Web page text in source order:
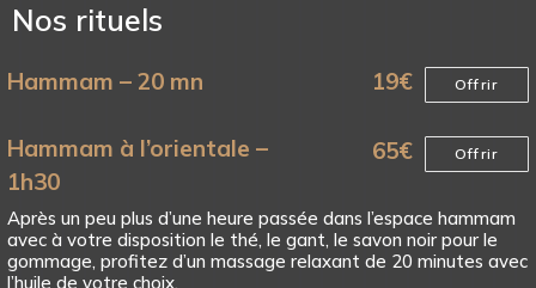
Nos rituels
Hammam – 20 mn 19€ Offrir
Hammam à l’orientale –
1h30
65€ Offrir
Après un peu plus d’une heure passée dans l’espace hammam
avec à votre disposition le thé, le gant, le savon noir pour le
gommage, profitez d’un massage relaxant de 20 minutes avec
l’huile de votre choix.